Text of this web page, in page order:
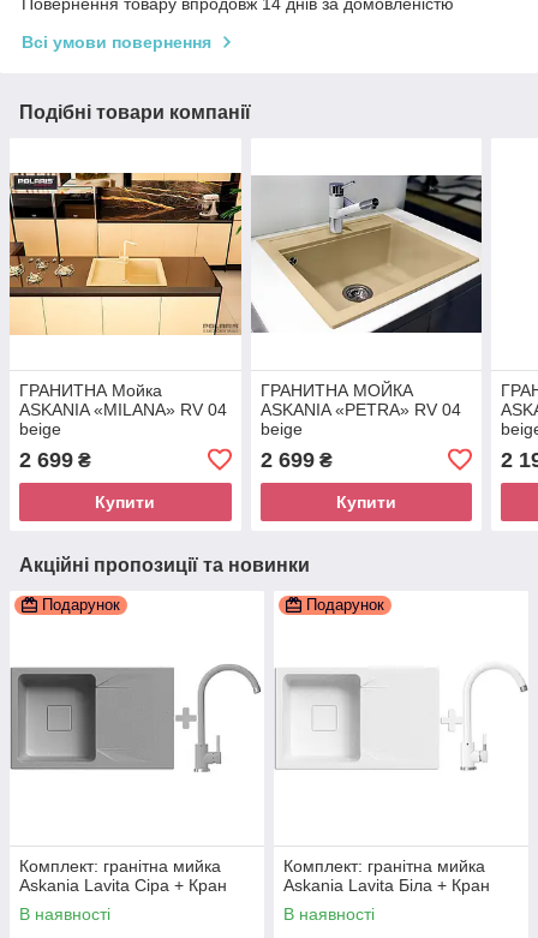
Повернення товару впродовж 14 днів за домовленістю
Всі умови повернення
Подібні товари компанії
ГРАНИТНА Мойка
ASKANIA «MILANA» RV 04
beige
2 699 ₴
Купити
ГРАНИТНА МОЙКА
ASKANIA «PETRA» RV 04
beige
2 699₴
Купити
2
Акційні пропозиції та новинки
Подарунок
Комплект: гранітна мийка
Askania Lavita Сіра + Кран
В наявності
Подарунок
Комплект: гранітна мийка
Askania Lavita Біла + Кран
В наявності